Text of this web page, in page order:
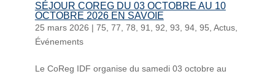
SÉJOUR COREG DU 03 OCTOBRE AU 10
OCTOBRE 2026 EN SAVOIE
25 mars 2026 | 75 77 78 91 92 93 94, 95 Actus,
Événements
Le CoReg IDF organise du samedi 03 octobre au